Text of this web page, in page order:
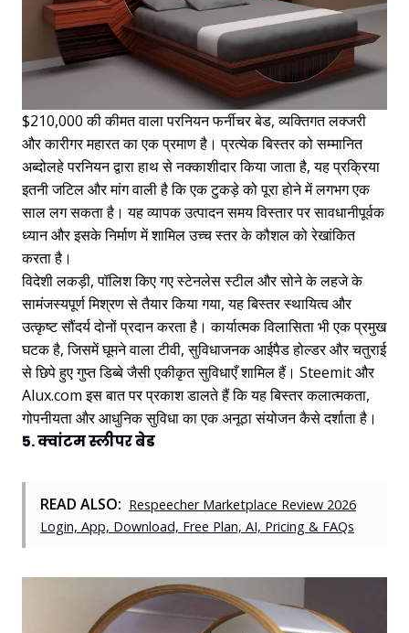
$210,000 की कीमत वाला परनियन फर्नीचर बेड, व्यक्तिगत लक्जरी
और कारीगर महारत का एक प्रमाण है। प्रत्येक बिस्तर को सम्मानित
अब्दोलहे परनियन द्वारा हाथ से नक्काशीदार किया जाता है, यह प्रक्रिया
इतनी जटिल और मांग वाली है कि एक टुकड़े को पूरा होने में लगभग एक
साल लग सकता है। यह व्यापक उत्पादन समय विस्तार पर सावधानीपूर्वक
ध्यान और इसके निर्माण में शामिल उच्च स्तर के कौशल को रेखांकित
करता है।
विदेशी लकड़ी, पॉलिश किए गए स्टेनलेस स्टील और सोने के लहजे के
सामंजस्यपूर्ण मिश्रण से तैयार किया गया, यह बिस्तर स्थायित्व और
उत्कृष्ट सौंदर्य दोनों प्रदान करता है। कार्यात्मक विलासिता भी एक प्रमुख
घटक है, जिसमें घूमने वाला टीवी, सुविधाजनक आईपैड होल्डर और चतुराई
से छिपे हुए गुप्त डिब्बे जैसी एकीकृत सुविधाएँ शामिल हैं। Steemit और
Alux.com इस बात पर प्रकाश डालते हैं कि यह बिस्तर कलात्मकता,
गोपनीयता और आधुनिक सुविधा का एक अनूठा संयोजन कैसे दर्शाता है।
5. क्वांटम स्लीपर बेड
READ ALSO: Respeecher Marketplace Review 2026
Login, App, Download, Free Plan, AI, Pricing & FAQs